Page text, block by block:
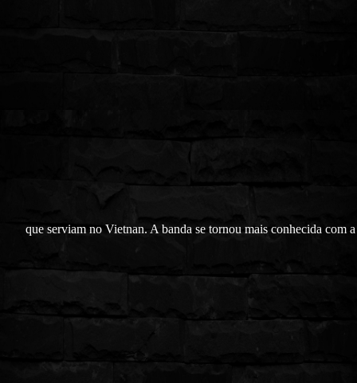
que serviam no Vietnan. A banda se tornou mais conhecida com a